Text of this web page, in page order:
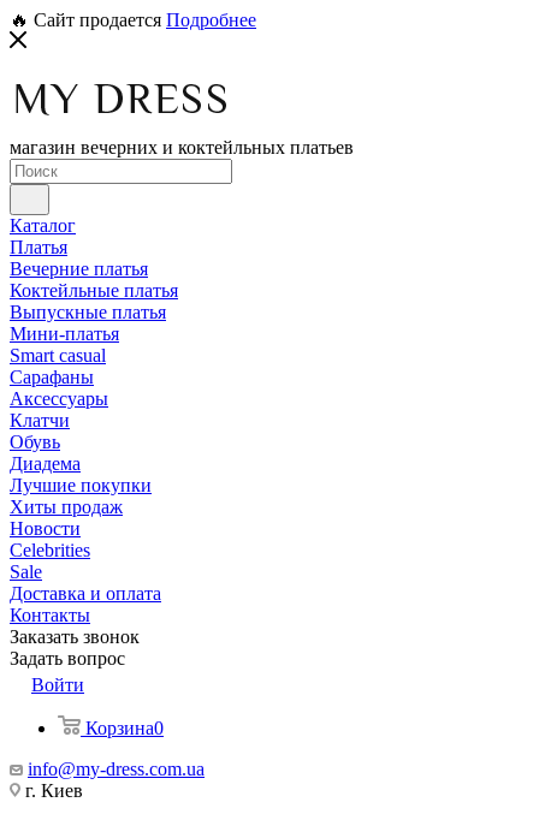
🔥 Сайт продается Подробнее
магазин вечерних и коктейльных платьев
Каталог
Платья
Вечерние платья
Коктейльные платья
Выпускные платья
Мини-платья
Smart casual
Сарафаны
Аксессуары
Клатчи
Обувь
Диадема
Лучшие покупки
Хиты продаж
Новости
Celebrities
Sale
Доставка и оплата
Контакты
Заказать звонок
Задать вопрос
Войти
Корзина0
info@my-dress.com.ua
г. Киев